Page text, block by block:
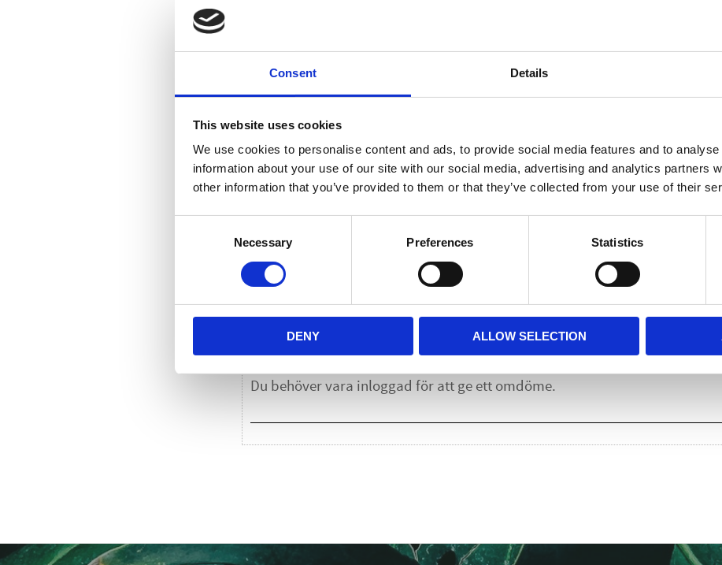
Consent Details
This website uses cookies
We use cookies to personalise content and ads, to provide social media features and to
information about your use of our site with our social media, advertising and analytics partners
other information that you’ve provided to them or that they’ve collected from your use of their
Necessary Preferences Statistics
DENY ALLOW SELECTION
mm, 12 st/pkt
12-pack gröna hårspolar,